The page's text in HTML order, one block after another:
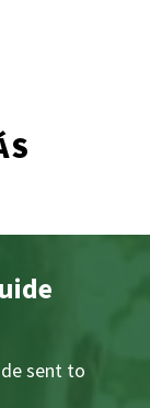
sent to